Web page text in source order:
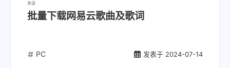
未读
批量下载网易云歌曲及歌词
发表于 2024-07-14
PC